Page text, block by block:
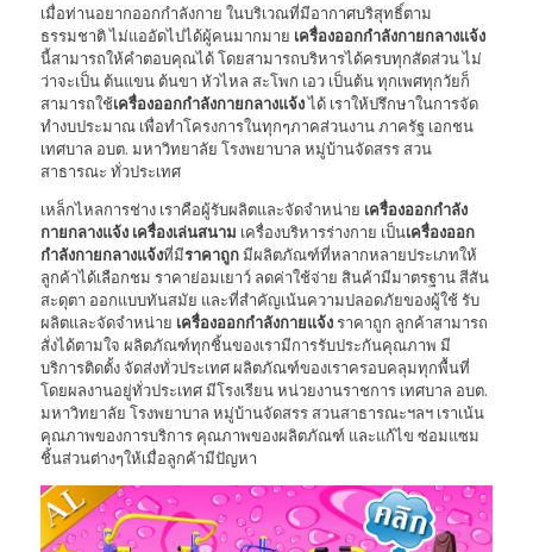
เมื่อท่านอยากออกกำลังกาย ในบริเวณที่มีอากาศบริสุทธิ์ตาม
ธรรมชาติ ไม่แออัดไปได้ผู้คนมากมาย เครื่องออกกำลังกายกลางแจ้ง
นี้สามารถให้คำตอบคุณได้ โดยสามารถบริหารได้ครบทุกสัดส่วน ไม่
ว่าจะเป็น ต้นแขน ต้นขา หัวไหล สะโพก เอว เป็นต้น ทุกเพศทุกวัยก็
สามารถใช้เครื่องออกกำลังกายกลางแจ้งได้ เราให้ปรึกษาในการจัด
ทำงบประมาณ เพื่อทำโครงการในทุกๆภาคส่วนงาน ภาครัฐ เอกชน
เทศบาล อบต. มหาวิทยาลัย โรงพยาบาล หมู่บ้านจัดสรร สวน
สาธารณะ ทั่วประเทศ
เหล็กไหลการช่าง เราคือผู้รับผลิตและจัดจำหน่าย เครื่องออกกำลัง
กายกลางแจ้ง เครื่องเล่นสนาม เครื่องบริหารร่างกาย เป็นเครื่องออก
กำลังกายกลางแจ้งที่มีราคาถูกมีผลิตภัณฑ์ที่หลากหลายประเภทให้
ลูกค้าได้เลือกชม ราคาย่อมเยาว์ ลดค่าใช้จ่าย สินค้ามีมาตรฐาน สีสัน
สะดุตา ออกแบบทันสมัย และที่สำคัญเน้นความปลอดภัยของผู้ใช้ รับ
ผลิตและจัดจำหน่าย เครื่องออกกำลังกายแจ้งราคาถูก ลูกค้าสามารถ
สั่งได้ตามใจ ผลิตภัณฑ์ทุกชิ้นของเรามีการรับประกันคุณภาพ มี
บริการติดตั้ง จัดส่งทั่วประเทศ ผลิตภัณฑ์ของเราครอบคลุมทุกพื้นที่
โดยผลงานอยู่ทั่วประเทศ มีโรงเรียน หน่วยงานราชการ เทศบาล อบต.
มหาวิทยาลัย โรงพยาบาล หมู่บ้านจัดสรร สวนสาธารณะฯลฯ เราเน้น
คุณภาพของการบริการ คุณภาพของผลิตภัณฑ์ และแก้ไข ซ่อมแซม
ชิ้นส่วนต่างๆให้เมื่อลูกค้ามีปัญหา